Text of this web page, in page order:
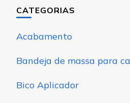
CATEGORIAS
Acabamento
Bandeja de massa para
Bico Aplicador